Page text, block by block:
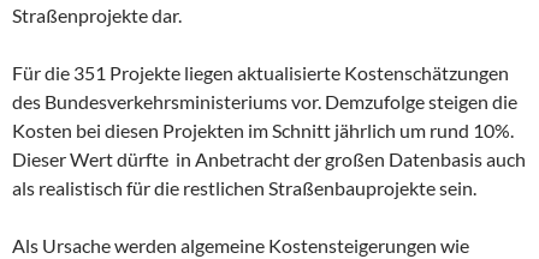
Straßenprojekte dar.
Für die 351 Projekte liegen aktualisierte Kostenschätzungen
des Bundesverkehrsministeriums vor. Demzufolge steigen die
Kosten bei diesen Projekten im Schnitt jährlich um rund 10%.
Dieser Wert dürfte in Anbetracht der großen Datenbasis auch
als realistisch für die restlichen Straßenbauprojekte sein.
Als Ursache werden algemeine Kostensteigerungen wie